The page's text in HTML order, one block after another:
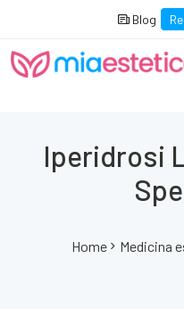
Blog
Iperidrosi
Home Medicina